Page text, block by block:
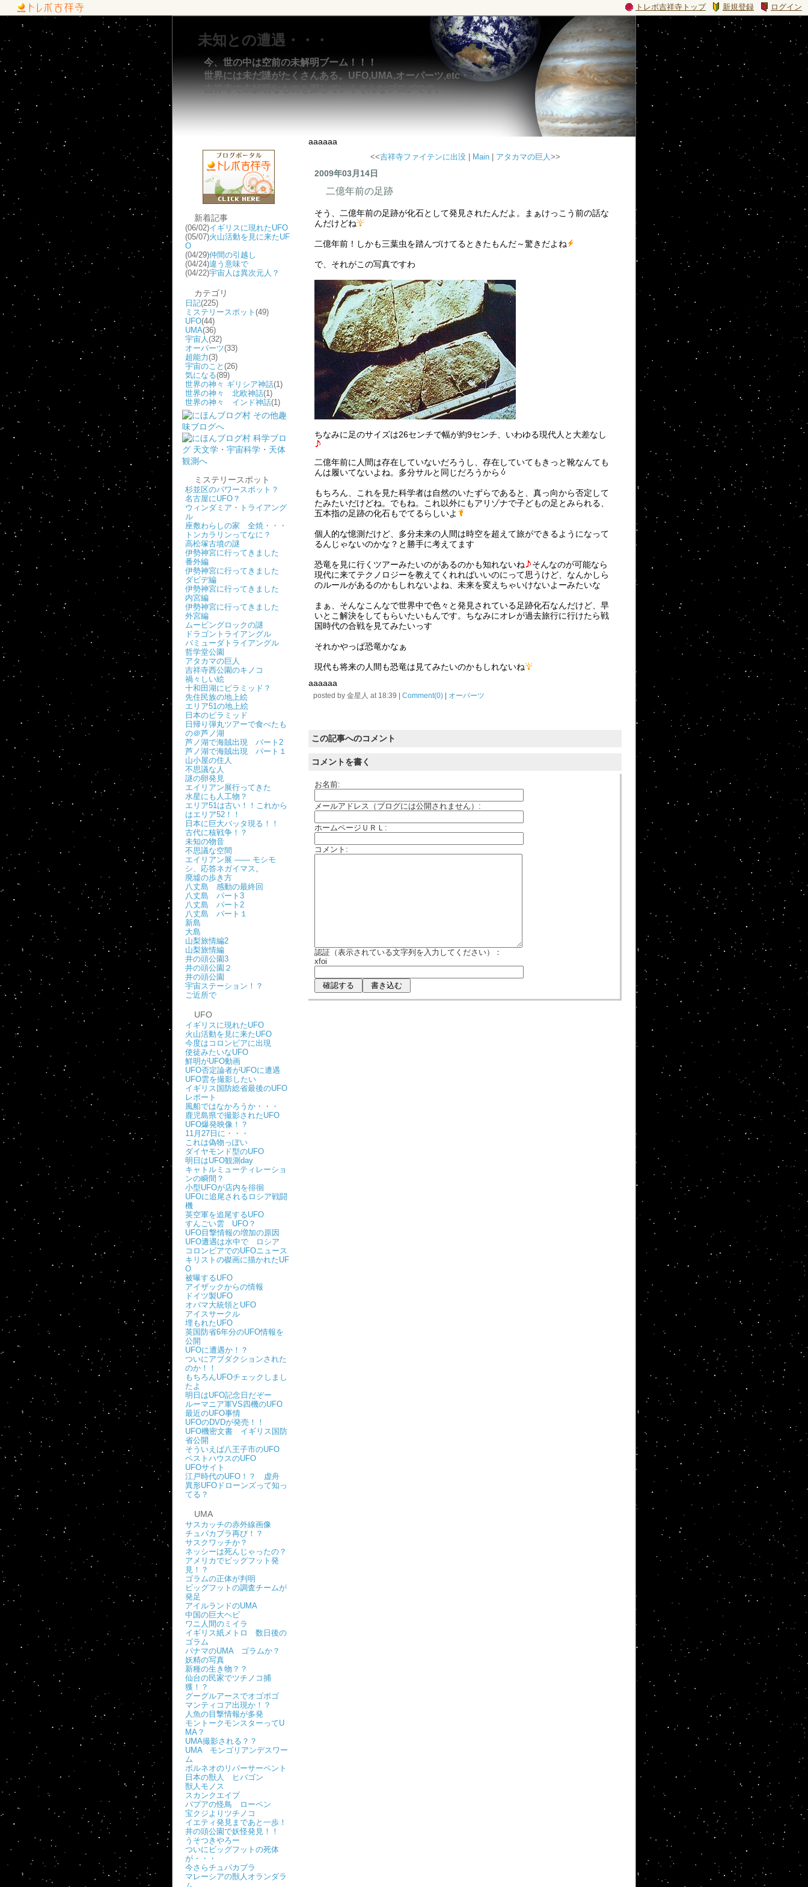
トレボ吉祥寺トップ 新規登録 ログイン
未知との遭遇・・・
今、世の中は空前の未解明ブーム！！！
世界には未だ謎がたくさんある。UFO,UMA,オーパーツ,etc・・・・
吉祥寺で未解明なものを探していくそんなブログです。
新着記事
(06/02)イギリスに現れたUFO
(05/07)火山活動を見に来たUF
O
(04/29)仲間の引越し
(04/24)違う意味で
(04/22)宇宙人は異次元人？
カテゴリ
日記(225)
ミステリースポット (49)
UFO(44)
UMA(36)
宇宙人(32)
オーパーツ(33)
超能力(3)
宇宙のこと (26)
気になる(89)
世界の神々 ギリシア神話(1)
世界の神々 北欧神話(1)
世界の神々 インド神話(1)
ミステリースポット
杉並区のパワースポット？
名古屋にUFO？
ウィンダミア・トライアング
ル
座敷わらしの家 全焼・・・
トンカラリンってなに？
高松塚古墳の謎
伊勢神宮に行ってきました
番外編
伊勢神宮に行ってきました
ダビデ編
伊勢神宮に行ってきました
内宮編
伊勢神宮に行ってきました
外宮編
ムービングロックの謎
ドラゴントライアングル
バミューダトライアングル
哲学堂公園
アタカマの巨人
吉祥寺西公園のキノコ
禍々しい絵
十和田湖にピラミッド？
先住民族の地上絵
エリア51の地上絵
日本のピラミッド
日帰り弾丸ツアーで食べたも
の＠芦ノ湖
芦ノ湖で海賊出現 パート2
芦ノ湖で海賊出現 パート１
山小屋の住人
不思議な人
謎の卵発見
エイリアン展行ってきた
水星にも人工物？
エリア51は古い！！これから
はエリア52！！
日本に巨大バッタ現る！！
古代に核戦争！？
未知の物音
不思議な空間
エイリアン展 ―― モシモ
シ、応答ネガイマス。
廃墟の歩き方
八丈島 感動の最終回
八丈島 パート3
八丈島 パート2
八丈島 パート１
新島
大島
山梨旅情編2
山梨旅情編
井の頭公園3
井の頭公園２
井の頭公園
宇宙ステーション！？
ご近所で
UFO
イギリスに現れたUFO
火山活動を見に来たUFO
今度はコロンビアに出現
使徒みたいなUFO
鮮明がUFO動画
UFO否定論者がUFOに遭遇
UFO雲を撮影したい
イギリス国防総省最後のUFO
レポート
風船ではなかろうか・・・
鹿児島県で撮影されたUFO
UFO爆発映像！？
11月27日に・・・
これは偽物っぽい
ダイヤモンド型のUFO
明日はUFO観測day
キャトルミューティレーショ
ンの瞬間？
小型UFOが店内を徘徊
UFOに追尾されるロシア戦闘
機
英空軍を追尾するUFO
すんごい雲 UFO？
UFO目撃情報の増加の原因
UFO遭遇は水中で ロシア
コロンビアでのUFOニュース
キリストの磔画に描かれたUF
O
被曝するUFO
アイザックからの情報
ドイツ製UFO
オバマ大統領とUFO
アイスサークル
埋もれたUFO
英国防省6年分のUFO情報を
公開
UFOに遭遇か！？
ついにアブダクションされた
のか！！
もちろんUFOチェックしまし
たよ
明日はUFO記念日だぞー
ルーマニア軍VS四機のUFO
最近のUFO事情
UFOのDVDが発売！！
UFO機密文書 イギリス国防
省公開
そういえば八王子市のUFO
ベストハウスのUFO
UFOサイト
江戸時代のUFO！？ 虚舟
異形UFOドローンズって知っ
てる？
UMA
サスカッチの赤外線画像
チュパカブラ再び！？
サスクワッチか？
ネッシーは死んじゃったの？
アメリカでビッグフット発
見！？
ゴラムの正体が判明
ビッグフットの調査チームが
発足
アイルランドのUMA
中国の巨大ヘビ
ワニ人間のミイラ
イギリス紙メトロ 数日後の
ゴラム
パナマのUMA ゴラムか？
妖精の写真
新種の生き物？？
仙台の民家でツチノコ捕
獲！？
グーグルアースでオゴポゴ
マンティコア出現か！？
人魚の目撃情報が多発
モントークモンスターってU
MA？
UMA撮影される？？
UMA モンゴリアンデスワー
ム
ボルネオのリバーサーペント
日本の獣人 ヒバゴン
獣人モノス
スカンクエイプ
パプアの怪鳥 ローペン
宝クジよりツチノコ
イエティ発見まであと一歩！
井の頭公園で妖怪発見！！
うそつきやろー
ついにビッグフットの死体
が・・・
今さらチュパカブラ
マレーシアの獣人オランダラ
aaaaaa
<<吉祥寺ファイテンに出没| Main| アタカマの巨人>>
2009年03月14日
二億年前の足跡
そう、二億年前の足跡が化石として発見されたんだよ。まぁけっこう前の話な
んだけどね
二億年前！しかも三葉虫を踏んづけてるときたもんだ～驚きだよね
で、それがこの写真ですわ
ちなみに足のサイズは26センチで幅が約9センチ、いわゆる現代人と大差なし
二億年前に人間は存在していないだろうし、存在していてもきっと靴なんても
んは履いてないよね。多分サルと同じだろうから
もちろん、これを見た科学者は自然のいたずらであると、真っ向から否定して
たみたいだけどね。でもね。これ以外にもアリゾナで子どもの足とみられる、
五本指の足跡の化石もでてるらしいよ
個人的な憶測だけど、多分未来の人間は時空を超えて旅ができるようになって
るんじゃないのかな？と勝手に考えてます
恐竜を見に行くツアーみたいのがあるのかも知れないね
そんなのが可能なら
現代に来てテクノロジーを教えてくれればいいのにって思うけど、なんかしら
のルールがあるのかもしれないよね、未来を変えちゃいけないよーみたいな
まぁ、そんなこんなで世界中で色々と発見されている足跡化石なんだけど、早
いとこ解決をしてもらいたいもんです。ちなみにオレが過去旅行に行けたら戦
国時代の合戦を見てみたいっす
それかやっぱ恐竜かなぁ
現代も将来の人間も恐竜は見てみたいのかもしれないね
aaaaaa
posted by 金星人 at 18:39 Comment(0) オーパーツ
この記事へのコメント
コメントを書く
お名前:
メールアドレス（ブログには公開されません）:
ホームページＵＲＬ:
コメント:
認証（表示されている文字列を入力してください）：
xfoi